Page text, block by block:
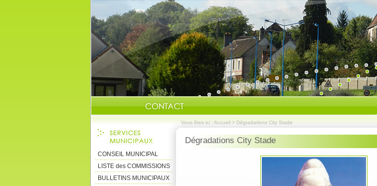
Vous êtes ici : Accueil > Dégradations City Stade
CONSEIL MUNICIPAL
LISTE des COMMISSIONS
BULLETINS MUNICIPAUX
Dégradations City Stade